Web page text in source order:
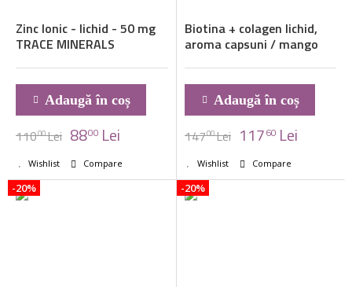
Zinc Ionic - lichid - 50 mg
TRACE MINERALS
Adaugă în coș
11000Lei 8800 Lei
Wishlist Compare
Biotina + colagen lichid,
aroma capsuni / mango
Adaugă în coș
14700Lei 11760 Lei
Wishlist Compare
-20% -20%